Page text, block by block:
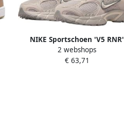
NIKE Sportschoen 'V5 RNR'
grafiet greige
2 webshops
€ 63,71